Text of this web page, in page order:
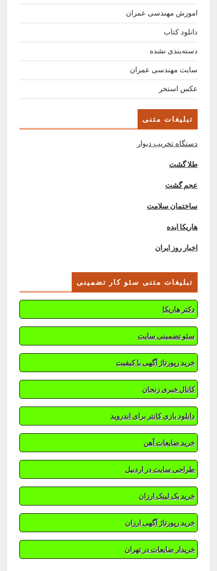
اموزش مهندسی عمران
دانلود کتاب
دسته‌بندی نشده
سایت مهندسی عمران
عکس استخر
تبلیغات متنی
دستگاه تخریب دیوار
طلا گشت
عجم گشت
ساختمان سلامت
هاریکا ایده
اخبار روز ایران
تبلیغات متنی سئو کار تضمینی
دکتر هاریکا
سئو تضمینی سایت
خرید رپورتاژ آگهی با کیفیت
کانال خبری زنجان
دانلود بازی کانتر برای اندروید
خرید ضایعات آهن
طراحی سایت در اردبیل
خرید بک لینک ارزان
خرید رپورتاژ آگهی ارزان
خریدار ضایعات در تهران